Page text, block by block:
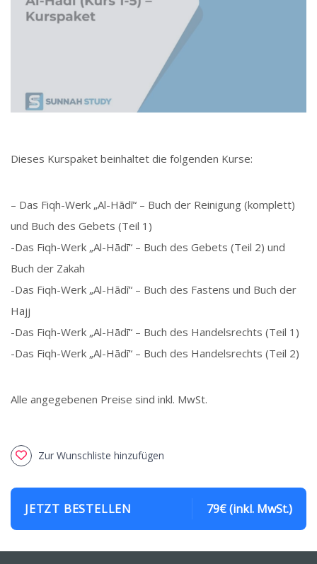
Dieses Kurspaket beinhaltet die folgenden Kurse:
– Das Fiqh-Werk „Al-Hādī“ – Buch der Reinigung (komplett)
und Buch des Gebets (Teil 1)
-Das Fiqh-Werk „Al-Hādī“ – Buch des Gebets (Teil 2) und
Buch der Zakah
-Das Fiqh-Werk „Al-Hādī“ – Buch des Fastens und Buch der
Hajj
-Das Fiqh-Werk „Al-Hādī“ – Buch des Handelsrechts (Teil 1)
-Das Fiqh-Werk „Al-Hādī“ – Buch des Handelsrechts (Teil 2)
Alle angegebenen Preise sind inkl. MwSt.
Zur Wunschliste hinzufügen
JETZT BESTELLEN 79€ (inkl. MwSt.)